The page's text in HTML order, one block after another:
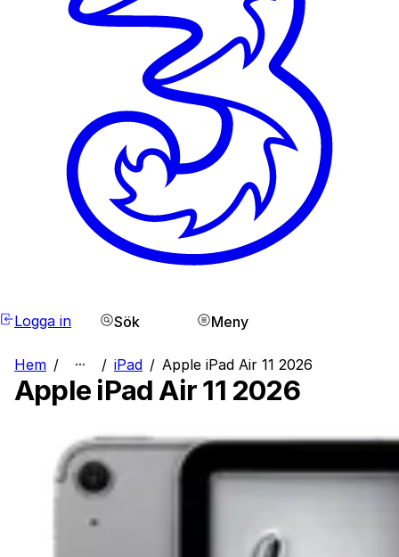
Logga in Sök Meny
Hem / / iPad / Apple iPad Air 11 2026
Apple iPad Air 11 2026